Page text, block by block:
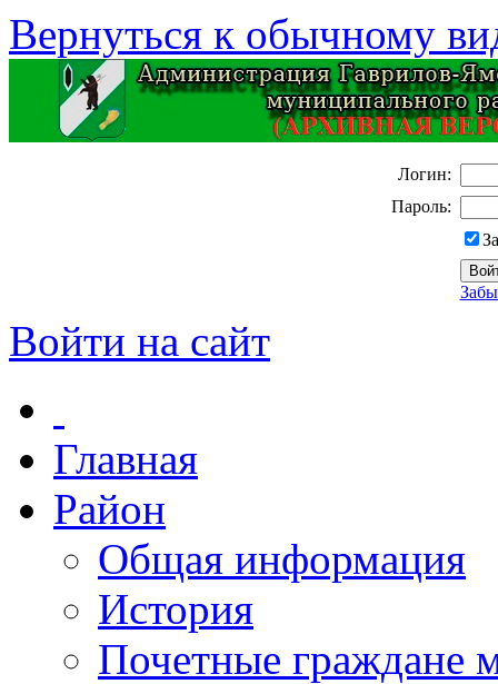
Вернуться к обычному
Логин:
Пароль:
Войти на сайт
Главная
Район
Общая информация
История
Почетные граждане